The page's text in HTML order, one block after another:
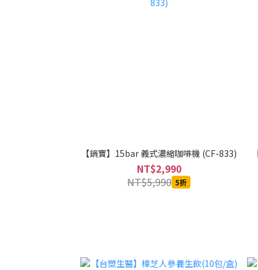
【鍋寶】15bar 義式濃縮咖啡機 (CF-833)
NT$2,990
NT$5,990 5折